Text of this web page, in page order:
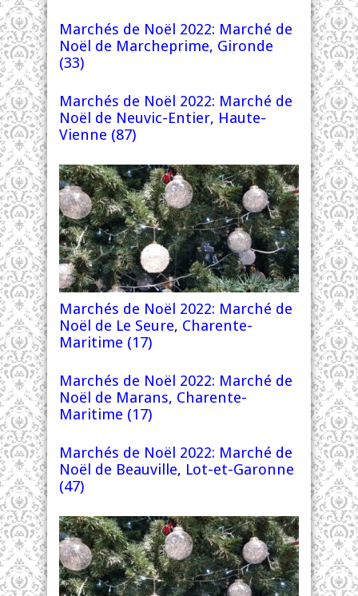
Marchés de Noël 2022: Marché de
Noël de Marcheprime, Gironde
(33)
Marchés de Noël 2022: Marché de
Noël de Neuvic-Entier, Haute-
Vienne (87)
Marchés de Noël 2022: Marché de
Noël de Le Seure, Charente-
Maritime (17)
Marchés de Noël 2022: Marché de
Noël de Marans, Charente-
Maritime (17)
Marchés de Noël 2022: Marché de
Noël de Beauville, Lot-et-Garonne
(47)